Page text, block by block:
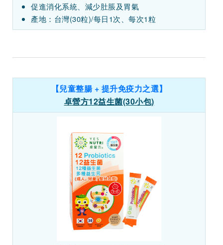
促進消化系統、減少肚脹及胃氣
產地：台灣(30粒)/每日1次、每次1粒
【兒童整腸 + 提升免疫力之選】
卓營方12益生菌(30小包)